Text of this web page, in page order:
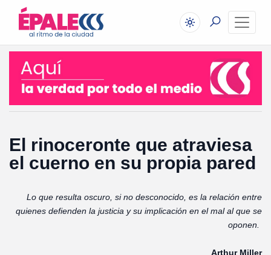
El rinoceronte que atraviesa
el cuerno en su propia pared
Lo que resulta oscuro, si no desconocido, es la relación entre
quienes defienden la justicia y su implicación en el mal al que se
oponen.
Arthur Miller